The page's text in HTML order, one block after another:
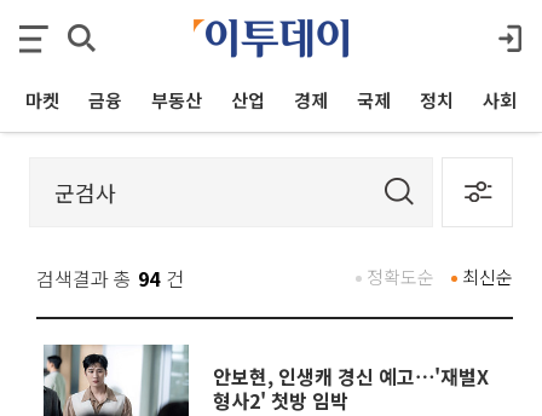
마켓 금융 부동산 산업 경제 국제 정치 사회
검색결과 총 94 건 최신순
정확도순
안보현, 인생캐 경신 예고⋯'재벌X
형사2' 첫방 임박